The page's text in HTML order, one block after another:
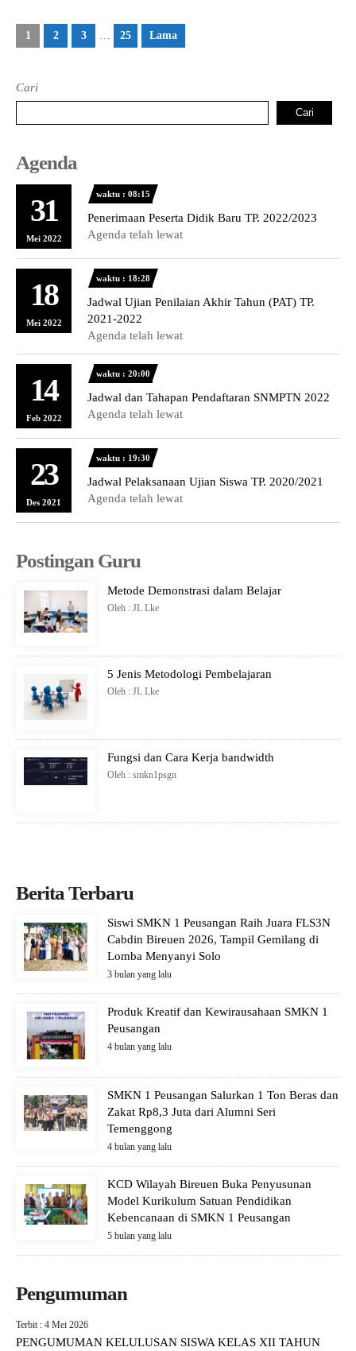
1 2 3 … 25 Lama
Cari
Cari
Agenda
31
Mei 2022
waktu : 08:15
Penerimaan Peserta Didik Baru TP. 2022/2023
Agenda telah lewat
18
Mei 2022
waktu : 18:28
Jadwal Ujian Penilaian Akhir Tahun (PAT) TP.
2021-2022
Agenda telah lewat
14
Feb 2022
waktu : 20:00
Jadwal dan Tahapan Pendaftaran SNMPTN 2022
Agenda telah lewat
23
Des 2021
waktu : 19:30
Jadwal Pelaksanaan Ujian Siswa TP. 2020/2021
Agenda telah lewat
Postingan Guru
Metode Demonstrasi dalam Belajar
Oleh : JL Lke
5 Jenis Metodologi Pembelajaran
Oleh : JL Lke
Fungsi dan Cara Kerja bandwidth
Oleh : smkn1psgn
Berita Terbaru
Siswi SMKN 1 Peusangan Raih Juara FLS3N
Cabdin Bireuen 2026, Tampil Gemilang di
Lomba Menyanyi Solo
3 bulan yang lalu
Produk Kreatif dan Kewirausahaan SMKN 1
Peusangan
4 bulan yang lalu
SMKN 1 Peusangan Salurkan 1 Ton Beras dan
Zakat Rp8,3 Juta dari Alumni Seri
Temenggong
4 bulan yang lalu
KCD Wilayah Bireuen Buka Penyusunan
Model Kurikulum Satuan Pendidikan
Kebencanaan di SMKN 1 Peusangan
5 bulan yang lalu
Pengumuman
Terbit : 4 Mei 2026
PENGUMUMAN KELULUSAN SISWA KELAS XII TAHUN